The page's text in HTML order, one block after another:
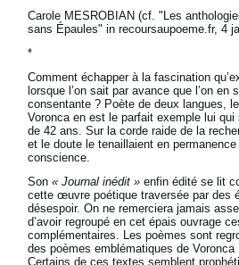
Carole MESROBIAN (cf. "Les
sans Épaules" in recoursaupoeme.fr, 4
*
Comment échapper à la fascination
lorsque l’on sait par avance que l’on en
consentante ? Poète de deux langues,
Voronca en est le parfait exemple lui qui
de 42 ans. Sur la corde raide de la
et le doute le tenaillaient en
conscience.
Son« Journal inédit » enfin édité se lit
cette œuvre poétique traversée par des
désespoir. On ne remerciera jamais
d’avoir regroupé en cet épais ouvrage
complémentaires. Les poèmes sont
des poèmes emblématiques de Voronca
Certains de ces textes semblent